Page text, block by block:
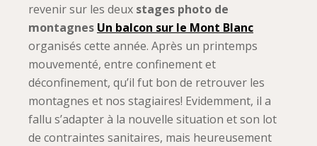
revenir sur les deux stages photo de
montagnes Un balcon sur le Mont Blanc
organisés cette année. Après un printemps
mouvementé, entre confinement et
déconfinement, qu’il fut bon de retrouver les
montagnes et nos stagiaires! Evidemment, il a
fallu s’adapter à la nouvelle situation et son lot
de contraintes sanitaires, mais heureusement